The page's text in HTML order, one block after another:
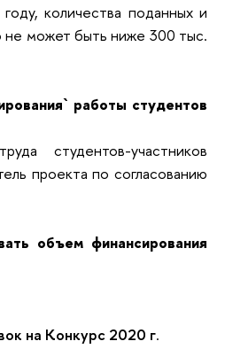
количества поданных и
не может быть ниже 300 тыс.
работы студентов
студентов-участников
проекта по согласованию
объем финансирования
на Конкурс 2020 г.